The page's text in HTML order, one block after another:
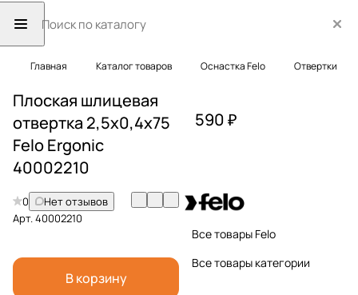
Главная Каталог товаров Оснастка Felo Отвертки
Плоская шлицевая
отвертка 2,5х0,4х75
Felo Ergonic
40002210
0
Нет отзывов
Арт.40002210
В корзину
590 ₽
Все товары Felo
Все товары категории